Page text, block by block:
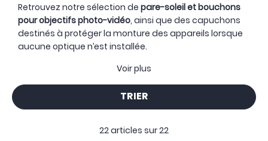
Retrouvez notre sélection de pare-soleil et bouchons
pour objectifs photo-vidéo, ainsi que des capuchons
destinés à protéger la monture des appareils lorsque
aucune optique n’est installée.
Les pare-soleil accompagnent l’objectif pendant la
prise de vue, tandis que les bouchons ferment et
protègent ses surfaces sensibles lors du transport ou
l’arrivée de lumières latérales indésirables et forme
Voir plus
TRIER
22 articles sur22